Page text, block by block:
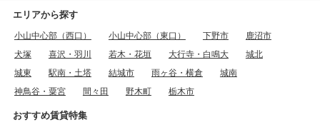
エリアから探す
小山中心部（西口） 小山中心部（東口） 下野市
鹿沼市
犬塚
喜沢・羽川 若木・花垣 大行寺・白鳴大
城北
城東
駅南・土塔 結城市 雨ヶ谷・横倉
城南
神鳥谷・粟宮
間々田 野木町 栃木市
おすすめ賃貸特集